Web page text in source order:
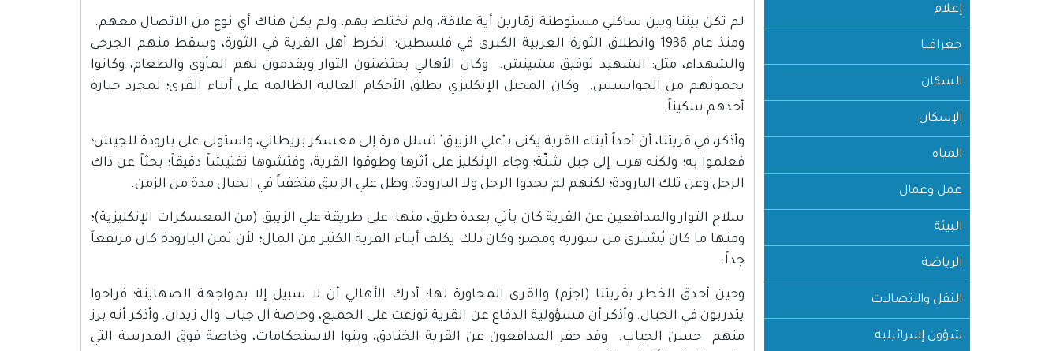
إعلام
جغرافيا
السكان
الإسكان
المياه
عمل وعمال
البيئة
الرياضة
النقل والاتصالات
شؤون إسرائيلية
لم تكن بيننا وبين ساكني مستوطنة زمّارين أية علاقة، ولم نختلط بهم، ولم يكن هناك أي نوع من الاتصال معهم.
ومنذ عام 1936 وانطلاق الثورة العربية الكبرى في فلسطين؛ انخرط أهل القرية في الثورة، وسقط منهم الجرحى
والشهداء، مثل: الشهيد توفيق مشينش. وكان الأهالي يحتضنون الثوار ويقدمون لهم المأوى والطعام، وكانوا
يحمونهم من الجواسيس. وكان المحتل الإنكليزي يطلق الأحكام العالية الظالمة على أبناء القرى؛ لمجرد حيازة
أحدهم سكيناً.
وأذكر، في قريتنا، أن أحداً أبناء القرية يكنى بـ"علي الزيبق" تسلل مرة إلى معسكر بريطاني، واستولى على بارودة للجيش؛
فعلموا به؛ ولكنه هرب إلى جبل شنّة؛ وجاء الإنكليز على أثرها وطوقوا القرية، وفتشوها تفتيشاً دقيقاً؛ بحثاً عن ذاك
الرجل وعن تلك البارودة؛ لكنهم لم يجدوا الرجل ولا البارودة. وظل علي الزيبق متخفياً في الجبال مدة من الزمن.
سلاح الثوار والمدافعين عن القرية كان يأتي بعدة طرق، منها: على طريقة علي الزيبق (من المعسكرات الإنكليزية)؛
ومنها ما كان يُشترى من سورية ومصر؛ وكان ذلك يكلف أبناء القرية الكثير من المال؛ لأن ثمن البارودة كان مرتفعاً
جداً.
وحين أحدق الخطر بقريتنا (اجزم) والقرى المجاورة لها؛ أدرك الأهالي أن لا سبيل إلا بمواجهة الصهاينة؛ فراحوا
يتدربون في الجبال. وأذكر أن مسؤولية الدفاع عن القرية توزعت على الجميع، وخاصة آل جياب وآل زيدان. وأذكر أنه برز
منهم حسن الجياب. وقد حفر المدافعون عن القرية الخنادق، وبنوا الاستحكامات، وخاصة فوق المدرسة التي